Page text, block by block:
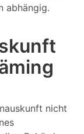
abhängig.
nicht